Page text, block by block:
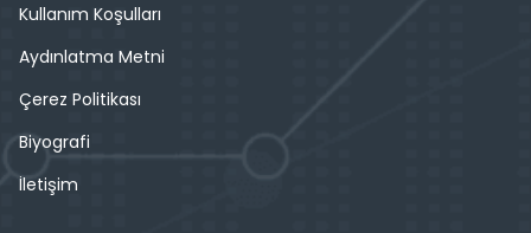
Kullanım Koşulları
Aydınlatma Metni
Çerez Politikası
Biyografi
İletişim